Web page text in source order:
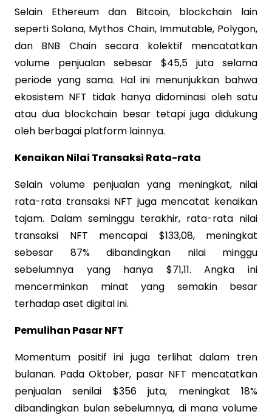
Selain Ethereum dan Bitcoin, blockchain lain
seperti Solana, Mythos Chain, Immutable, Polygon,
dan BNB Chain secara kolektif mencatatkan
volume penjualan sebesar $45,5 juta selama
periode yang sama. Hal ini menunjukkan bahwa
ekosistem NFT tidak hanya didominasi oleh satu
atau dua blockchain besar tetapi juga didukung
oleh berbagai platform lainnya.
Kenaikan Nilai Transaksi Rata-rata
Selain volume penjualan yang meningkat, nilai
rata-rata transaksi NFT juga mencatat kenaikan
tajam. Dalam seminggu terakhir, rata-rata nilai
transaksi NFT mencapai $133,08, meningkat
sebesar 87% dibandingkan nilai minggu
sebelumnya yang hanya $71,11. Angka ini
mencerminkan minat yang semakin besar
terhadap aset digital ini.
Pemulihan Pasar NFT
Momentum positif ini juga terlihat dalam tren
bulanan. Pada Oktober, pasar NFT mencatatkan
penjualan senilai $356 juta, meningkat 18%
dibandingkan bulan sebelumnya, di mana volume